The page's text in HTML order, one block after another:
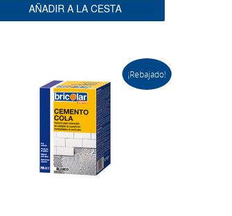
AÑADIR A LA CESTA
¡Rebajado!